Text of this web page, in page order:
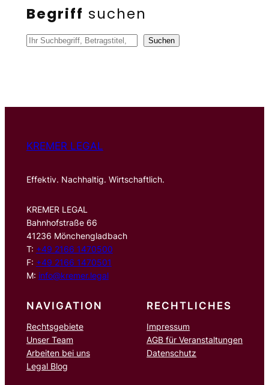
Begriff suchen
S
n
Suchen
KREMER LEGAL
Effektiv. Nachhaltig. Wirtschaftlich.
KREMER LEGAL
Bahnhofstraße 66
41236 Mönchengladbach
T: +49 2166 1470500
F: +49 2166 1470501
M: info@kremer.legal
NAVIGATION
Rechtsgebiete
Unser Team
Arbeiten bei uns
Legal Blog
RECHTLICHES
Impressum
AGB für Veranstaltungen
Datenschutz